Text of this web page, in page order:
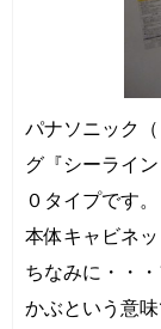
パナソニック
グ『シーライ
０タイプです。
本体キャビネ
ちなみに・・
かぶという意味